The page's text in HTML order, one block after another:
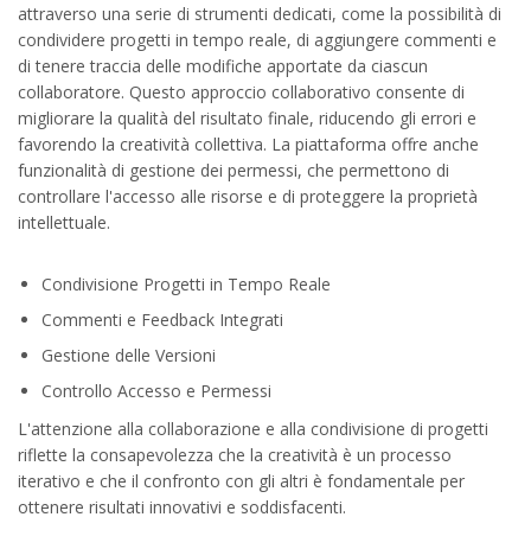
attraverso una serie di strumenti dedicati, come la possibilità di
condividere progetti in tempo reale, di aggiungere commenti e
di tenere traccia delle modifiche apportate da ciascun
collaboratore. Questo approccio collaborativo consente di
migliorare la qualità del risultato finale, riducendo gli errori e
favorendo la creatività collettiva. La piattaforma offre anche
funzionalità di gestione dei permessi, che permettono di
controllare l'accesso alle risorse e di proteggere la proprietà
intellettuale.
Condivisione Progetti in Tempo Reale
Commenti e Feedback Integrati
Gestione delle Versioni
Controllo Accesso e Permessi
L'attenzione alla collaborazione e alla condivisione di progetti
riflette la consapevolezza che la creatività è un processo
iterativo e che il confronto con gli altri è fondamentale per
ottenere risultati innovativi e soddisfacenti.